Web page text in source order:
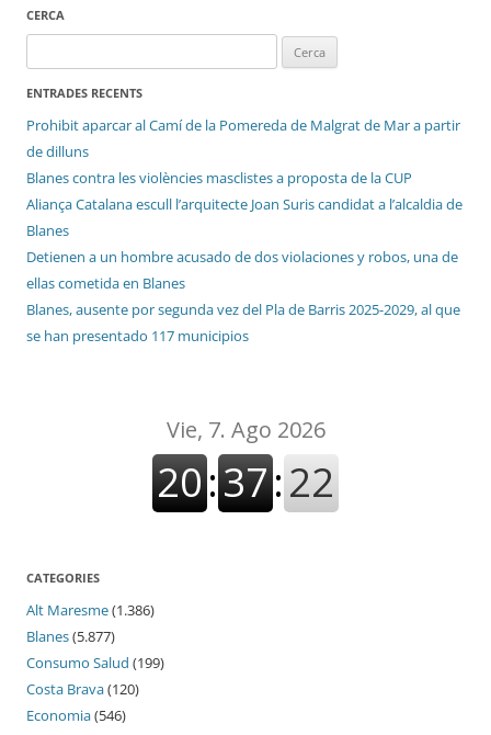
CERCA
ENTRADES RECENTS
Prohibit aparcar al Camí de la Pomereda de Malgrat de Mar a partir
de dilluns
Blanes contra les violències masclistes a proposta de la CUP
Aliança Catalana escull l’arquitecte Joan Suris candidat a l’alcaldia de
Blanes
Detienen a un hombre acusado de dos violaciones y robos, una de
ellas cometida en Blanes
Blanes, ausente por segunda vez del Pla de Barris 2025-2029, al que
se han presentado 117 municipios
CATEGORIES
Alt Maresme(1.386)
Blanes(5.877)
Consumo Salud (199)
Costa Brava(120)
Economia(546)